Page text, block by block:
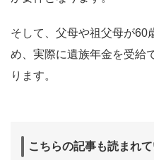
そして、父母や祖父母が60
め、実際に遺族年金を受給
ります。
こちらの記事も読まれ